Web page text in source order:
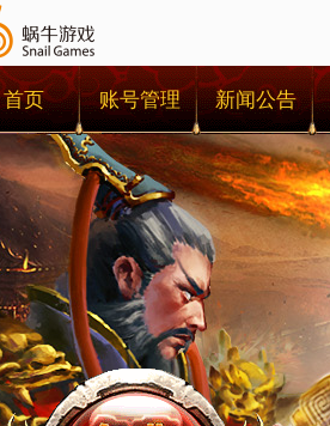
首页 账号管理 新闻公告